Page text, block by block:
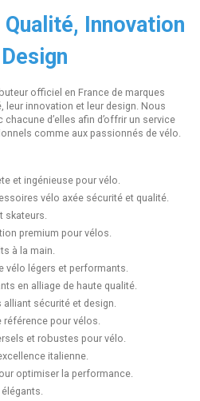
Innovation
officiel en France de marques
leur innovation et leur design. Nous
d’elles afin d’offrir un service
comme aux passionnés de vélo.
et ingénieuse pour vélo.
vélo axée sécurité et qualité.
skateurs.
premium pour vélos.
à la main.
vélo légers et performants.
en alliage de haute qualité.
sécurité et design.
pour vélos.
et robustes pour vélo.
italienne.
optimiser la performance.